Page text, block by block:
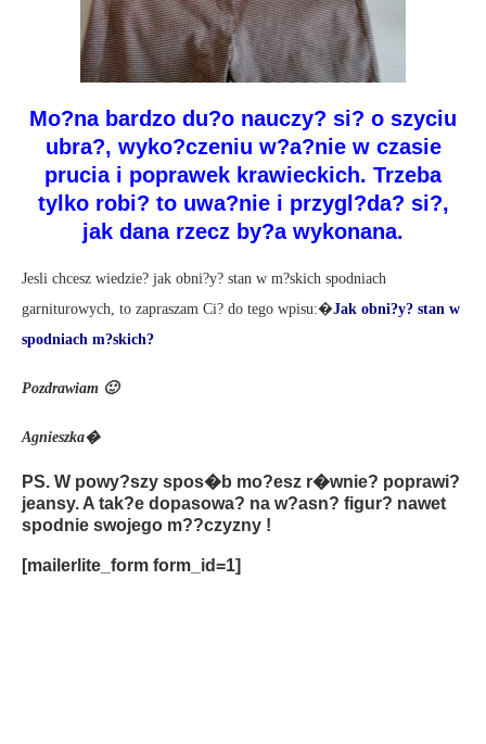
Mo?na bardzo du?o nauczy? si? o szyciu
ubra?, wyko?czeniu w?a?nie w czasie
prucia i poprawek krawieckich. Trzeba
tylko robi? to uwa?nie i przygl?da? si?,
jak dana rzecz by?a wykonana.
Jesli chcesz wiedzie? jak obni?y? stan w m?skich spodniach
garniturowych, to zapraszam Ci? do tego wpisu:�Jak obni?y? stan w
spodniach m?skich?
Pozdrawiam 🙂
Agnieszka�
PS. W powy?szy spos�b mo?esz r�wnie? poprawi?
jeansy. A tak?e dopasowa? na w?asn? figur? nawet
spodnie swojego m??czyzny !
[mailerlite_form form_id=1]